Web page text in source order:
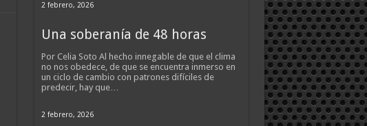
2 febrero, 2026
Una soberanía de 48 horas
Por Celia Soto Al hecho innegable de que el clima
no nos obedece, de que se encuentra inmerso en
un ciclo de cambio con patrones difíciles de
predecir, hay que…
2 febrero, 2026